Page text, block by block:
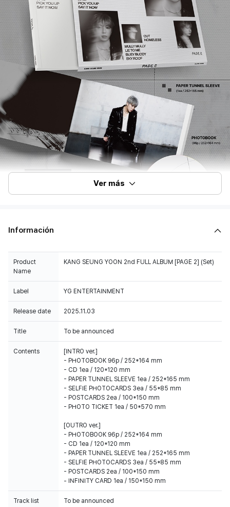
Ver más
Información
Product
Name
KANG SEUNG YOON 2nd FULL ALBUM [PAGE 2] (Set)
Label YG ENTERTAINMENT
Release date 2025.11.03
Title To be announced
Contents
[INTRO ver.]
- PHOTOBOOK 96p / 252*164 mm
- CD 1ea / 120*120 mm
- PAPER TUNNEL SLEEVE 1ea / 252*165 mm
- SELFIE PHOTOCARDS 3ea / 55*85 mm
- POSTCARDS 2ea / 100*150 mm
- PHOTO TICKET 1ea / 50*570 mm
[OUTRO ver.]
- PHOTOBOOK 96p / 252*164 mm
- CD 1ea / 120*120 mm
- PAPER TUNNEL SLEEVE 1ea / 252*165 mm
- SELFIE PHOTOCARDS 3ea / 55*85 mm
- POSTCARDS 2ea / 100*150 mm
Track list To be announced